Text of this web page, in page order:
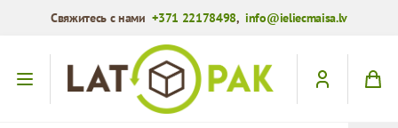
Свяжитесь с нами+371 22178498,info@ieliecmaisa.lv
Перейти к содержимому